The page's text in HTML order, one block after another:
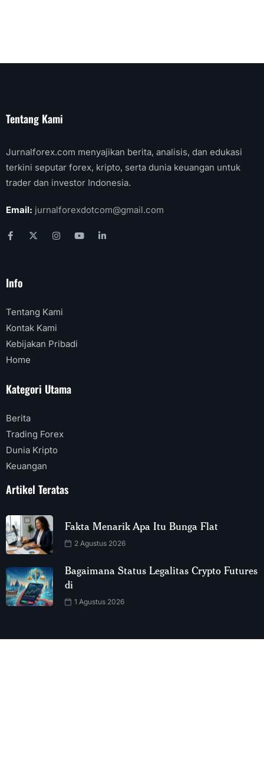
Tentang Kami
Jurnalforex.com menyajikan berita, analisis, dan edukasi
terkini seputar forex, kripto, serta dunia keuangan untuk
trader dan investor Indonesia.
Email: jurnalforexdotcom@gmail.com
Info
Tentang Kami
Kontak Kami
Kebijakan Pribadi
Home
Kategori Utama
Berita
Trading Forex
Dunia Kripto
Keuangan
Artikel Teratas
Fakta Menarik Apa Itu Bunga Flat
2 Agustus 2026
Bagaimana Status Legalitas Crypto Futures
di
1 Agustus 2026